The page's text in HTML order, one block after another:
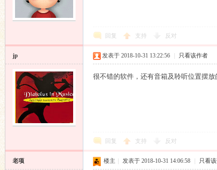
主
回复 支持 反对
jp 发表于 2018-10-31 13:22:56 只看该作者
很不错的软件，还有音箱及聆听位置摆放
回复 支持 反对
老项 楼主 发表于 2018-10-31 14:06:58 只看